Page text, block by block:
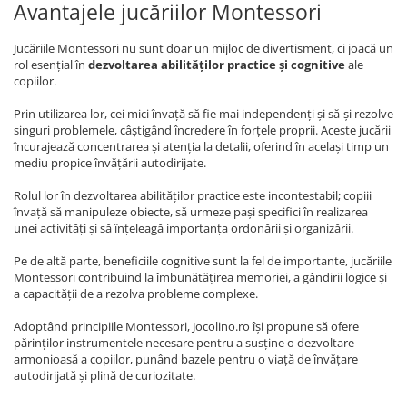
Avantajele jucăriilor Montessori
Jucăriile Montessori nu sunt doar un mijloc de divertisment, ci joacă un
rol esențial în dezvoltarea abilităților practice și cognitiveale
copiilor.
Prin utilizarea lor, cei mici învață să fie mai independenți și să-și rezolve
singuri problemele, câștigând încredere în forțele proprii. Aceste jucării
încurajează concentrarea și atenția la detalii, oferind în același timp un
mediu propice învățării autodirijate.
Rolul lor în dezvoltarea abilităților practice este incontestabil; copiii
învață să manipuleze obiecte, să urmeze pași specifici în realizarea
unei activități și să înțeleagă importanța ordonării și organizării.
Pe de altă parte, beneficiile cognitive sunt la fel de importante, jucăriile
Montessori contribuind la îmbunătățirea memoriei, a gândirii logice și
a capacității de a rezolva probleme complexe.
Adoptând principiile Montessori, Jocolino.ro își propune să ofere
părinților instrumentele necesare pentru a susține o dezvoltare
armonioasă a copiilor, punând bazele pentru o viață de învățare
autodirijată și plină de curiozitate.